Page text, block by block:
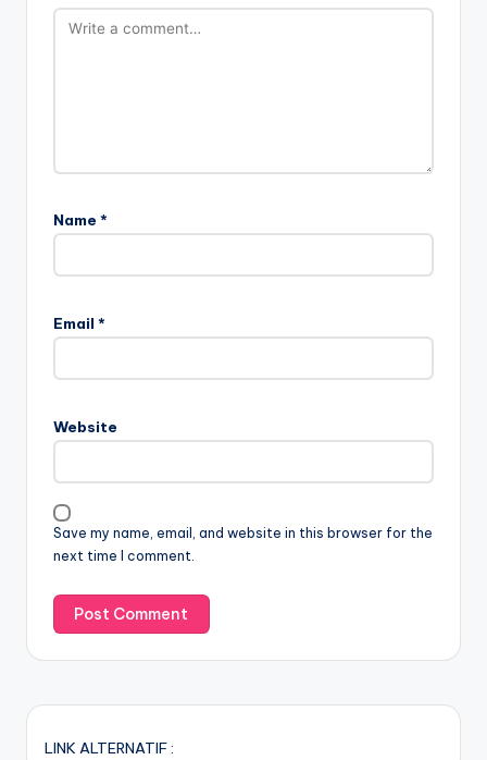
Name *
Email *
Website
Save my name, email, and website in this browser for the
next time I comment.
LINK ALTERNATIF :